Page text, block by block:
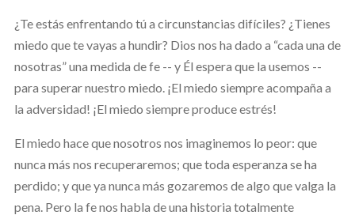
¿Te estás enfrentando tú a circunstancias difíciles? ¿Tienes
miedo que te vayas a hundir? Dios nos ha dado a “cada una de
nosotras” una medida de fe -- y Él espera que la usemos --
para superar nuestro miedo. ¡El miedo siempre acompaña a
la adversidad! ¡El miedo siempre produce estrés!
El miedo hace que nosotros nos imaginemos lo peor: que
nunca más nos recuperaremos; que toda esperanza se ha
perdido; y que ya nunca más gozaremos de algo que valga la
pena. Pero la fe nos habla de una historia totalmente